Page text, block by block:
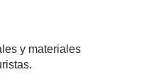
y materiales